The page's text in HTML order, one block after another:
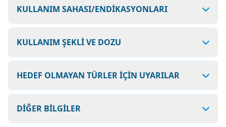
KULLANIM SAHASI/ENDİKASYONLARI
KULLANIM ŞEKLİ VE DOZU
HEDEF OLMAYAN TÜRLER İÇİN UYARILAR
DİĞER BİLGİLER